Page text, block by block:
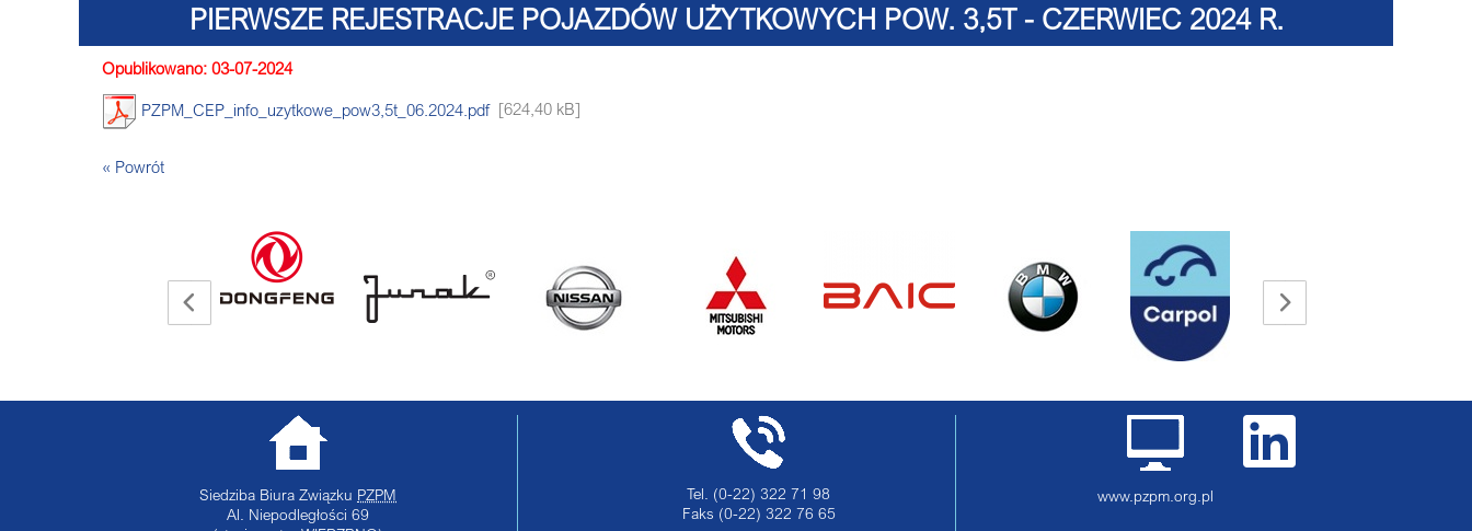
PIERWSZE REJESTRACJE POJAZDÓW UŻYTKOWYCH POW. 3,5T - CZERWIEC 2024 R.
Opublikowano: 03-07-2024
PZPM_CEP_info_uzytkowe_pow3,5t_06.2024.pdf [624,40 kB]
« Powrót
Siedziba Biura Związku PZPM
Al. Niepodległości 69
Tel. (0-22) 322 71 98
Faks (0-22) 322 76 65
www.pzpm.org.pl